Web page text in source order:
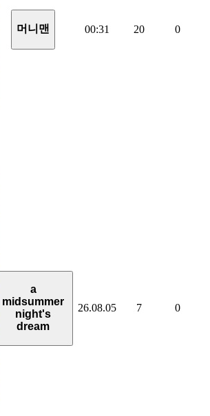
머니맨 00:31 20 0
a
midsummer
night's
dream
26.08.05 7 0